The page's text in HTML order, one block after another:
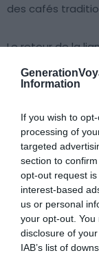
Information
If you wish to
processing of
targeted
section to
opt-out request
interest-based
us or personal
your opt-out.
disclosure of
IAB’s list of
des cafés
Le retour de la
facilitera
pour une
accueillante.
Newburgh